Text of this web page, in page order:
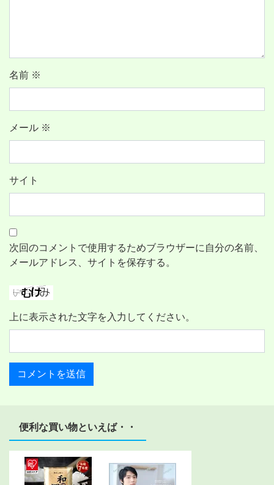
名前 ※
メール ※
サイト
次回のコメントで使用するためブラウザーに自分の名前、
メールアドレス、サイトを保存する。
上に表示された文字を入力してください。
便利な買い物といえば・・